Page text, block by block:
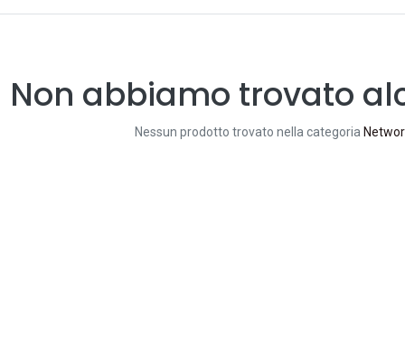
Non abbiamo trovato
Nessun prodotto trovato nella categoria